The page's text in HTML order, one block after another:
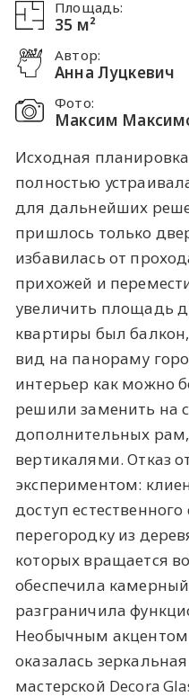
Площадь:
35 м²
Автор:
Анна Луцкевич
Фото:
Максим
Исходная
полностью
для дальнейших
пришлось только
избавилась от
прихожей и
увеличить площадь
квартиры был
вид на панораму
интерьер как можно
решили заменить на
дополнительных
вертикалями. Отказ
экспериментом:
доступ
перегородку из
которых вращается
обеспечила
разграничила
Необычным акцентом
оказалась
мастерской Decora